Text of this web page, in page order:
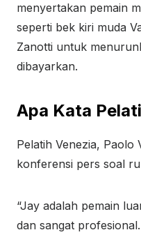
menyertakan pemain
seperti bek kiri muda
Zanotti untuk
dibayarkan.
Apa Kata
Pelatih Venezia, Paolo
konferensi pers soal
“Jay adalah pemain
dan sangat